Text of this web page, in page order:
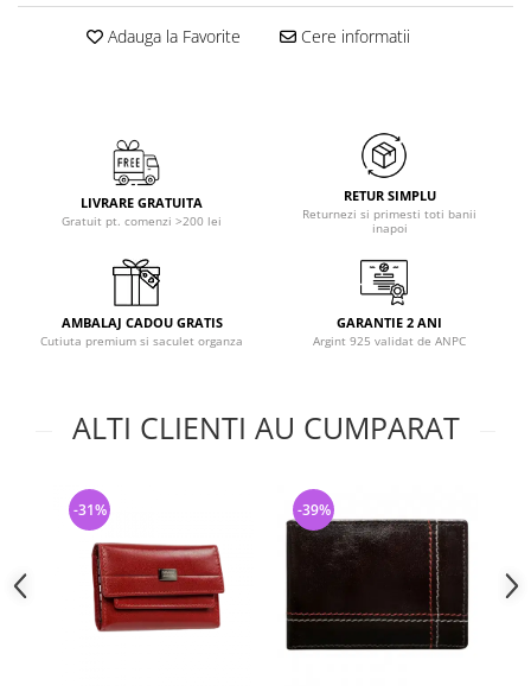
Adauga la Favorite Cere informatii
LIVRARE GRATUITA
Gratuit pt. comenzi >200 lei
RETUR SIMPLU
Returnezi si primesti toti banii
inapoi
AMBALAJ CADOU GRATIS
Cutiuta premium si saculet organza
GARANTIE 2 ANI
Argint 925 validat de ANPC
ALTI CLIENTI AU CUMPARAT
-31% -39%